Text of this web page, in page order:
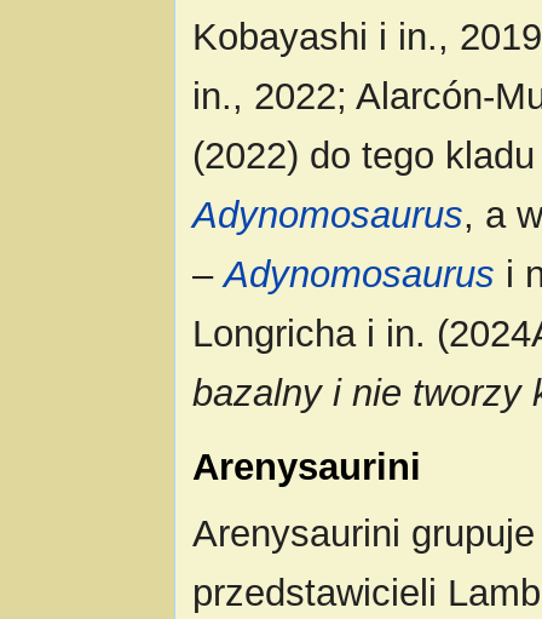
Kobayashi i in.,
in., 2022; Alarcón-
(2022) do tego
Adynomosaurus, a
–Adynomosaurus i
Longricha i in.
bazalny i nie tworzy
Arenysaurini
Arenysaurini
przedstawicieli